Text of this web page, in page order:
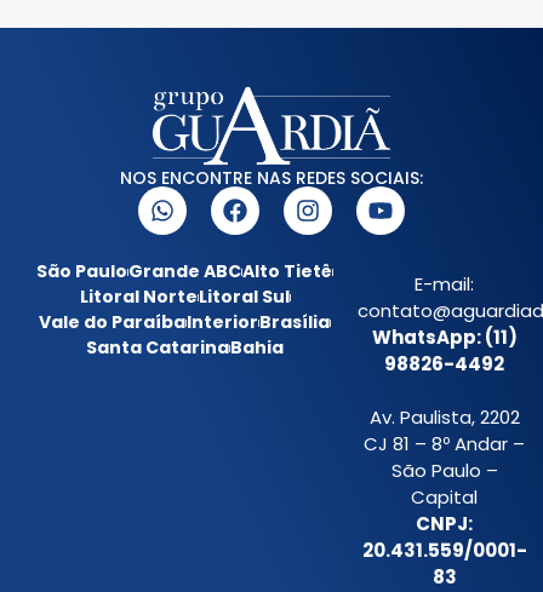
NOS ENCONTRE NAS REDES SOCIAIS:
São PauloGrande ABCAlto Tietê
Litoral NorteLitoral Sul
Vale do ParaíbaInteriorBrasília
Santa CatarinaBahia
E-mail:
WhatsApp: (11)
98826-4492
Av. Paulista, 2202
CJ 81 – 8º Andar –
São Paulo –
Capital
CNPJ:
20.431.559/0001-
83